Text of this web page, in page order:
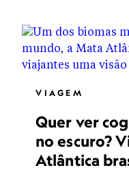
VIAGEM
Quer ver
no escuro?
Atlântica